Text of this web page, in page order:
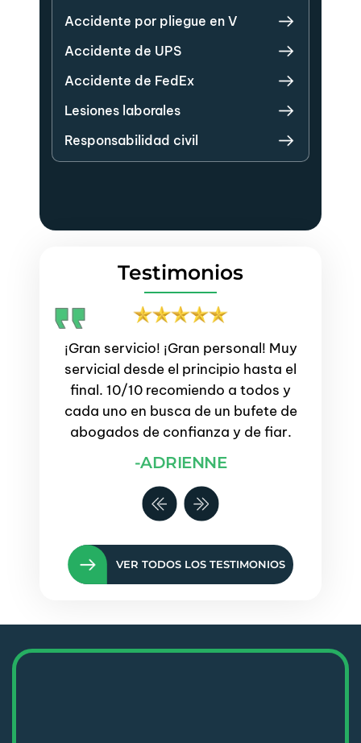
Accidente por pliegue en V
Accidente de UPS
Accidente de FedEx
Lesiones laborales
Responsabilidad civil
Testimonios
¡Gran servicio! ¡Gran personal! Muy
servicial desde el principio hasta el
final. 10/10 recomiendo a todos y
cada uno en busca de un bufete de
abogados de confianza y de fiar.
-ADRIENNE
VER TODOS LOS TESTIMONIOS